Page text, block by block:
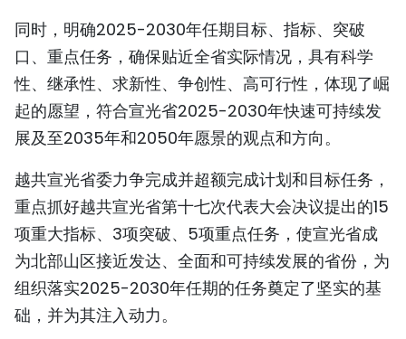
ESPAÑOL
同时，明确2025-2030年任期目标、指标、突破
口、重点任务，确保贴近全省实际情况，具有科学
性、继承性、求新性、争创性、高可行性，体现了崛
起的愿望，符合宣光省2025-2030年快速可持续发
展及至2035年和2050年愿景的观点和方向。
越共宣光省委力争完成并超额完成计划和目标任务，
重点抓好越共宣光省第十七次代表大会决议提出的15
项重大指标、3项突破、5项重点任务，使宣光省成
为北部山区接近发达、全面和可持续发展的省份，为
组织落实2025-2030年任期的任务奠定了坚实的基
础，并为其注入动力。